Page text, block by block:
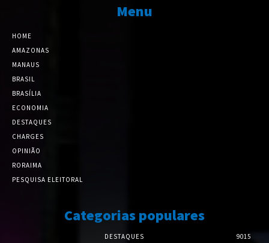
Menu
HOME
AMAZONAS
MANAUS
BRASIL
BRASÍLIA
ECONOMIA
DESTAQUES
CHARGES
OPINIÃO
RORAIMA
PESQUISA ELEITORAL
Categorias populares
DESTAQUES 9015